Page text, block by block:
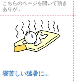
こちらのページを開いて頂き
ありが...
寝苦しい猛暑に...